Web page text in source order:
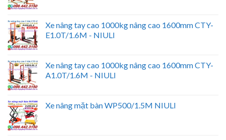
Xe nâng tay cao 1000kg nâng cao 1600mm CTY-
E1.0T/1.6M - NIULI
Xe nâng tay cao 1000kg nâng cao 1600mm CTY-
A1.0T/1.6M - NIULI
Xe nâng mặt bàn WP500/1.5M NIULI